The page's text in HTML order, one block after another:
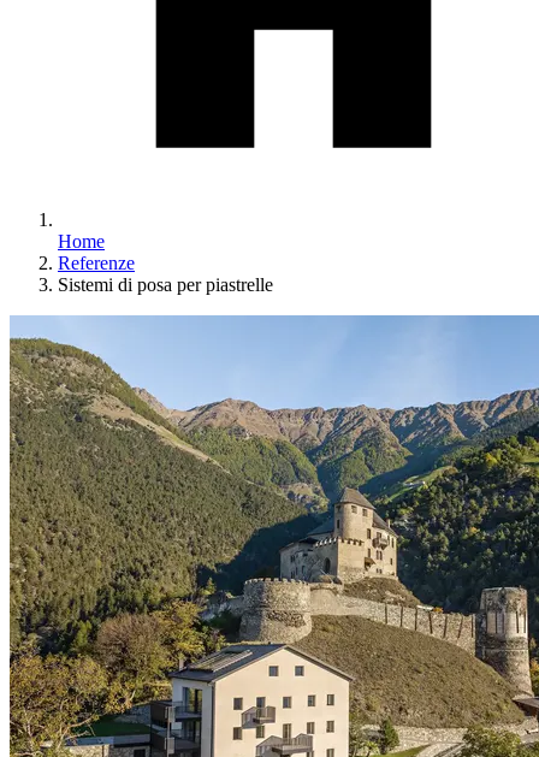
Home
Referenze
Sistemi di posa per piastrelle